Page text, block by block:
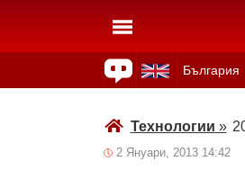
България
Технологии »
2 Януари, 2013 14:42